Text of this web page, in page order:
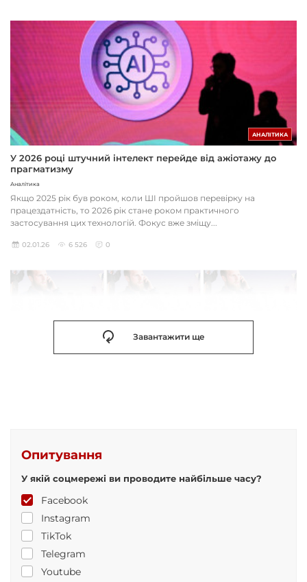
АНАЛІТИКА
У 2026 році штучний інтелект перейде від ажіотажу до
прагматизму
Аналітика
Якщо 2025 рік був роком, коли ШІ пройшов перевірку на
працездатність, то 2026 рік стане роком практичного
застосування цих технологій. Фокус вже зміщу...
02.01.26 6 526 0
Завантажити ще
Опитування
У якій соцмережі ви проводите найбільше часу?
Facebook
Instagram
TikTok
Telegram
Youtube